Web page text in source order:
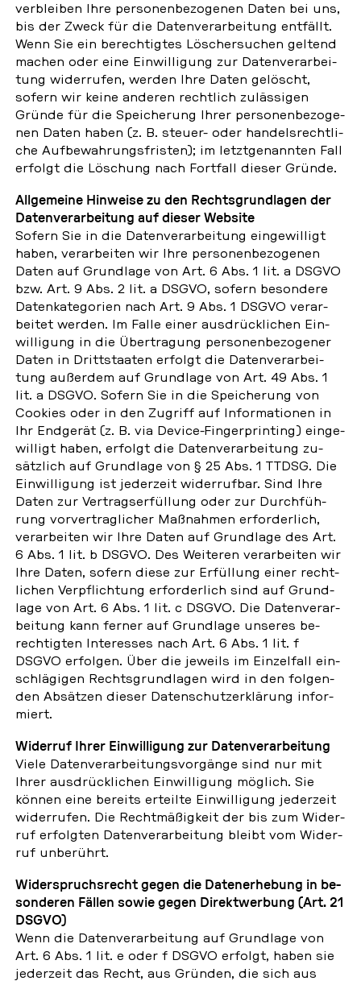
ver­blei­ben Ihre per­so­nen­be­zo­ge­nen Daten bei uns,
bis der Zweck für die Da­ten­ver­ar­bei­tung ent­fällt.
Wenn Sie ein be­rech­tig­tes Lö­schersu­chen geltend
machen oder eine Ein­wil­li­gung zur Da­ten­ver­ar­bei­
tung wi­der­ru­fen, werden Ihre Daten ge­löscht,
sofern wir keine anderen recht­lich zu­läs­si­gen
Gründe für die Spei­che­rung Ihrer per­so­nen­be­zo­ge­
nen Daten haben (z. B. steuer- oder han­dels­recht­li­
che Auf­be­wah­rungs­fris­ten); im letzt­ge­nann­ten Fall
erfolgt die Lö­schung nach Fort­fall dieser Gründe.
All­ge­mei­ne Hin­wei­se zu den Rechts­grund­la­gen der
Da­ten­ver­ar­bei­tung auf dieser Website
Sofern Sie in die Da­ten­ver­ar­bei­tung ein­ge­wil­ligt
haben, ver­ar­bei­ten wir Ihre per­so­nen­be­zo­ge­nen
Daten auf Grund­la­ge von Art. 6 Abs. 1 lit. a DSGVO
bzw. Art. 9 Abs. 2 lit. a DSGVO, sofern be­son­de­re
Da­ten­ka­te­go­ri­en nach Art. 9 Abs. 1 DSGVO ver­ar­
bei­tet werden. Im Falle einer aus­drück­li­chen Ein­
wil­li­gung in die Über­tra­gung per­so­nen­be­zo­ge­ner
Daten in Dritt­staa­ten erfolgt die Da­ten­ver­ar­bei­
tung au­ßer­dem auf Grund­la­ge von Art. 49 Abs. 1
lit. a DSGVO. Sofern Sie in die Spei­che­rung von
Cookies oder in den Zugriff auf In­for­ma­tio­nen in
Ihr End­ge­rät (z. B. via Device-Fin­ger­prin­ting) ein­ge­
wil­ligt haben, erfolgt die Da­ten­ver­ar­bei­tung zu­
sätz­lich auf Grund­la­ge von § 25 Abs. 1 TTDSG. Die
Ein­wil­li­gung ist je­der­zeit wi­der­ruf­bar. Sind Ihre
Daten zur Ver­trags­er­fül­lung oder zur Durch­füh­
rung vor­ver­trag­li­cher Maß­nah­men er­for­der­lich,
ver­ar­bei­ten wir Ihre Daten auf Grund­la­ge des Art.
6 Abs. 1 lit. b DSGVO. Des Wei­te­ren ver­ar­bei­ten wir
Ihre Daten, sofern diese zur Er­fül­lung einer recht­
li­chen Ver­pflich­tung er­for­der­lich sind auf Grund­
la­ge von Art. 6 Abs. 1 lit. c DSGVO. Die Da­ten­ver­ar­
bei­tung kann ferner auf Grund­la­ge unseres be­
rech­tig­ten In­ter­es­ses nach Art. 6 Abs. 1 lit. f
DSGVO er­fol­gen. Über die jeweils im Ein­zel­fall ein­
schlä­gi­gen Rechts­grund­la­gen wird in den fol­gen­
den Ab­sät­zen dieser Da­ten­schutz­er­klä­rung in­for­
miert.
Wi­der­ruf Ihrer Ein­wil­li­gung zur Da­ten­ver­ar­bei­tung
Viele Da­ten­ver­ar­bei­tungs­vor­gän­ge sind nur mit
Ihrer aus­drück­li­chen Ein­wil­li­gung möglich. Sie
können eine bereits er­teil­te Ein­wil­li­gung je­der­zeit
wi­der­ru­fen. Die Recht­mä­ßig­keit der bis zum Wi­der­
ruf er­folg­ten Da­ten­ver­ar­bei­tung bleibt vom Wi­der­
ruf un­be­rührt.
Wi­der­spruchs­recht gegen die Da­ten­er­he­bung in be­
son­de­ren Fällen sowie gegen Di­rekt­wer­bung (Art. 21
DSGVO)
Wenn die Da­ten­ver­ar­bei­tung auf Grund­la­ge von
Art. 6 Abs. 1 lit. e oder f DSGVO erfolgt, haben sie
je­der­zeit das Recht, aus Gründen, die sich aus